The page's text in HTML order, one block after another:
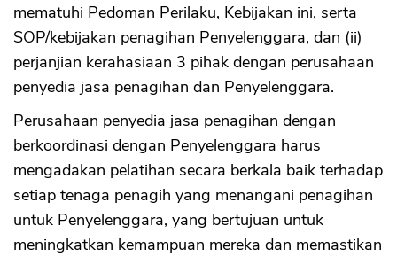
mematuhi Pedoman Perilaku, Kebijakan ini, serta
SOP/kebijakan penagihan Penyelenggara, dan (ii)
perjanjian kerahasiaan 3 pihak dengan perusahaan
penyedia jasa penagihan dan Penyelenggara.
Perusahaan penyedia jasa penagihan dengan
berkoordinasi dengan Penyelenggara harus
mengadakan pelatihan secara berkala baik terhadap
setiap tenaga penagih yang menangani penagihan
untuk Penyelenggara, yang bertujuan untuk
meningkatkan kemampuan mereka dan memastikan